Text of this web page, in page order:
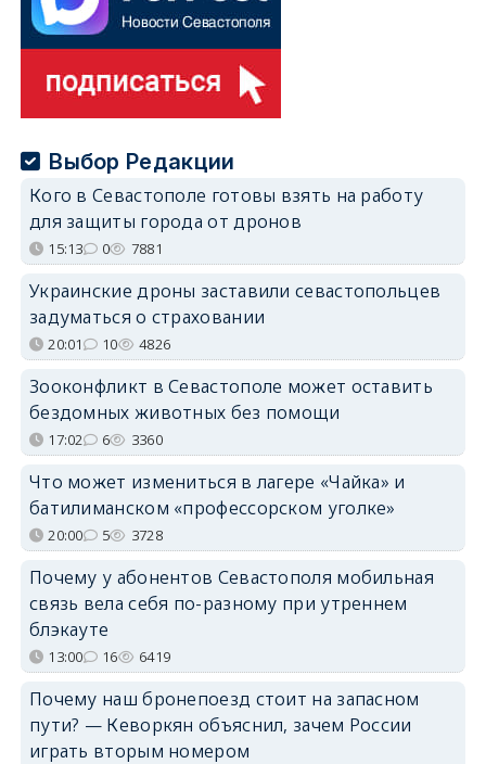
Выбор Редакции
Кого в Севастополе готовы взять на работу
для защиты города от дронов
15:13 0 7881
Украинские дроны заставили севастопольцев
задуматься о страховании
20:01 10 4826
Зооконфликт в Севастополе может оставить
бездомных животных без помощи
17:02 6 3360
Что может измениться в лагере «Чайка» и
батилиманском «профессорском уголке»
20:00 5 3728
Почему у абонентов Севастополя мобильная
связь вела себя по-разному при утреннем
блэкауте
13:00 16 6419
Почему наш бронепоезд стоит на запасном
пути? — Кеворкян объяснил, зачем России
играть вторым номером